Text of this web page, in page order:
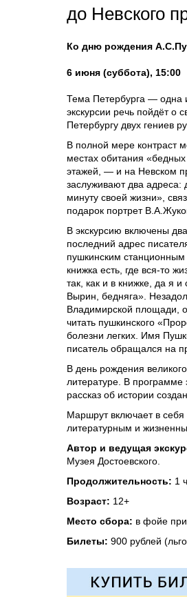
до Невского
Ко дню рождения
6 июня (суббота), 15:00
Тема Петербурга — одна
экскурсии речь пойдёт о
Петербургу двух гениев
В полной мере контраст
местах обитания
этажей, — и на Невском
заслуживают два адреса:
минуту своей жизни»,
подарок портрет
В экскурсию включены
последний адрес
пушкинским
книжка есть, где вся-то
так, как и в книжке, да я
Вырин, бедняга».
Владимирской площади,
читать пушкинского
болезни легких. Имя
писатель обращался на
В день рождения
литературе. В программе
рассказ об истории
Маршрут включает в
литературным и
Автор и ведущая
Музея Достоевского.
Продолжительность: 1
Возраст: 12+
Место сбора: в фойе при
Билеты: 900 рублей